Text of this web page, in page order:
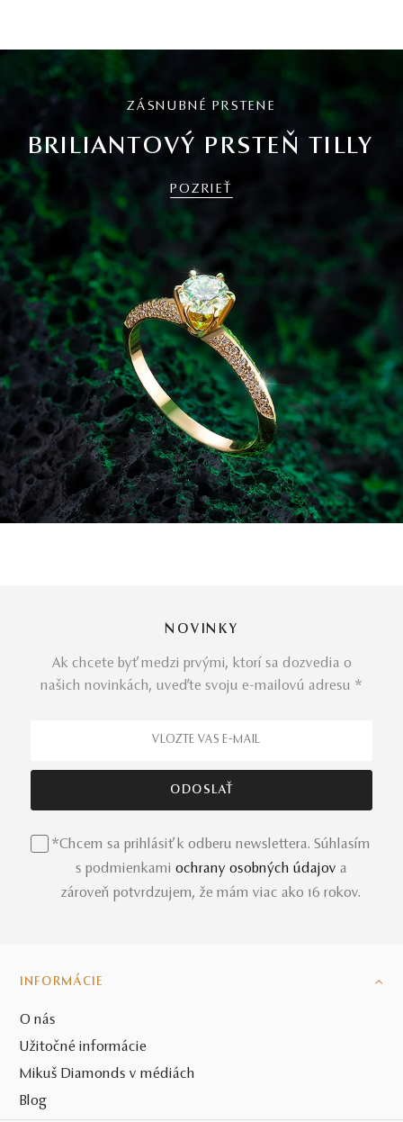
ZÁSNUBNÉ PRSTENE
BRILIANTOVÝ PRSTEŇ TILLY
POZRIEŤ
NOVINKY
Ak chcete byť medzi prvými, ktorí sa dozvedia o
našich novinkách, uveďte svoju e-mailovú adresu *
*Chcem sa prihlásiť k odberu newslettera. Súhlasím
s podmienkami ochrany osobných údajov a
zároveň potvrdzujem, že mám viac ako 16 rokov.
INFORMÁCIE
O nás
Užitočné informácie
Mikuš Diamonds v médiách
Blog